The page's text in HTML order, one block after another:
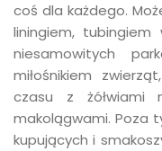
coś dla każdego.
liningiem,
niesamowitych
miłośnikiem
czasu z żółwiami
makolągwami. Poza
kupujących i